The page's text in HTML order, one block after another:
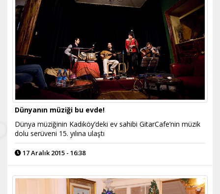
Dünyanın müziği bu evde!
Dünya müziğinin Kadıköy’deki ev sahibi GitarCafe’nin müzik
dolu serüveni 15. yılına ulaştı
17 Aralık 2015 - 16:38